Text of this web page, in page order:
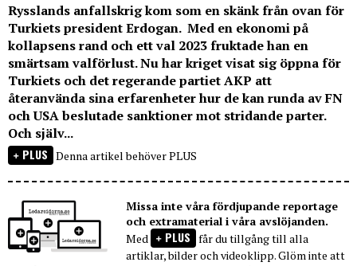
Rysslands anfallskrig kom som en skänk från ovan för
Turkiets president Erdogan. Med en ekonomi på
kollapsens rand och ett val 2023 fruktade han en
smärtsam valförlust. Nu har kriget visat sig öppna för
Turkiets och det regerande partiet AKP att
återanvända sina erfarenheter hur de kan runda av FN
och USA beslutade sanktioner mot stridande parter.
Och själv...
PLUS Denna artikel behöver PLUS
Missa inte våra fördjupande reportage
och extramaterial i våra avslöjanden.
Med
PLUS får du tillgång till alla
artiklar, bilder och videoklipp. Glöm inte att